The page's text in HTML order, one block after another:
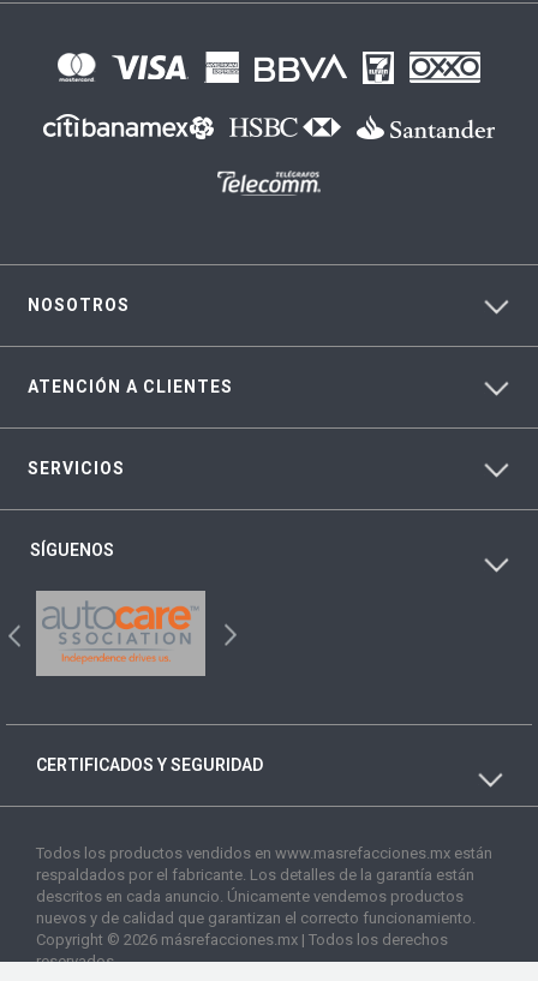
NOSOTROS
ATENCIÓN A CLIENTES
SERVICIOS
SÍGUENOS
CERTIFICADOS Y SEGURIDAD
Todos los productos vendidos en www.masrefacciones.mx están
respaldados por el fabricante. Los detalles de la garantía están
descritos en cada anuncio. Únicamente vendemos productos
nuevos y de calidad que garantizan el correcto funcionamiento.
Copyright © 2026 másrefacciones.mx | Todos los derechos
reservados